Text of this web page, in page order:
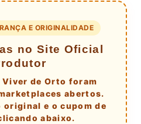
E ORIGINALIDADE
no Site Oficial
de Orto foram
abertos.
e o cupom de
abaixo.